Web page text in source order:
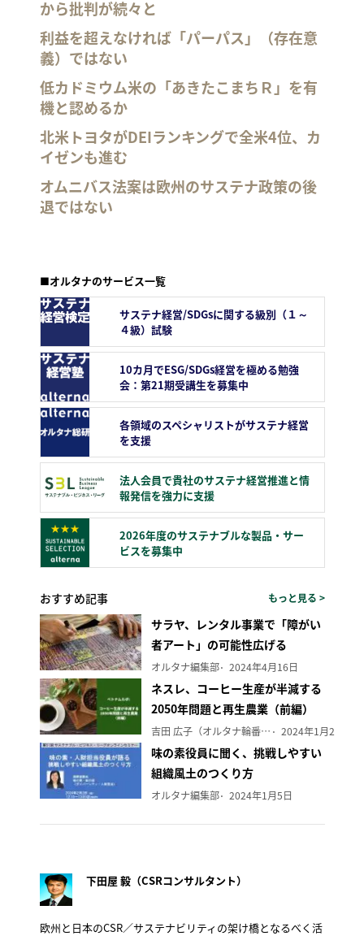
から批判が続々と
利益を超えなければ「パーパス」（存在意
義）ではない
低カドミウム米の「あきたこまちＲ」を有
機と認めるか
北米トヨタがDEIランキングで全米4位、カ
イゼンも進む
オムニバス法案は欧州のサステナ政策の後
退ではない
■オルタナのサービス一覧
サステナ経営/SDGsに関する級別（１～
４級）試験
10カ月でESG/SDGs経営を極める勉強
会：第21期受講生を募集中
各領域のスペシャリストがサステナ経営
を支援
法人会員で貴社のサステナ経営推進と情
報発信を強力に支援
2026年度のサステナブルな製品・サー
ビスを募集中
おすすめ記事 もっと見る >
サラヤ、レンタル事業で「障がい
者アート」の可能性広げる
オルタナ編集部 2024年4月16日
ネスレ、コーヒー生産が半減する
2050年問題と再生農業（前編）
吉田 広子（オルタナ輪番編集長） 2024年1月29日
味の素役員に聞く、挑戦しやすい
組織風土のつくり方
オルタナ編集部 2024年1月5日
下田屋 毅（CSRコンサルタント）
欧州と日本のCSR／サステナビリティの架け橋となるべく活